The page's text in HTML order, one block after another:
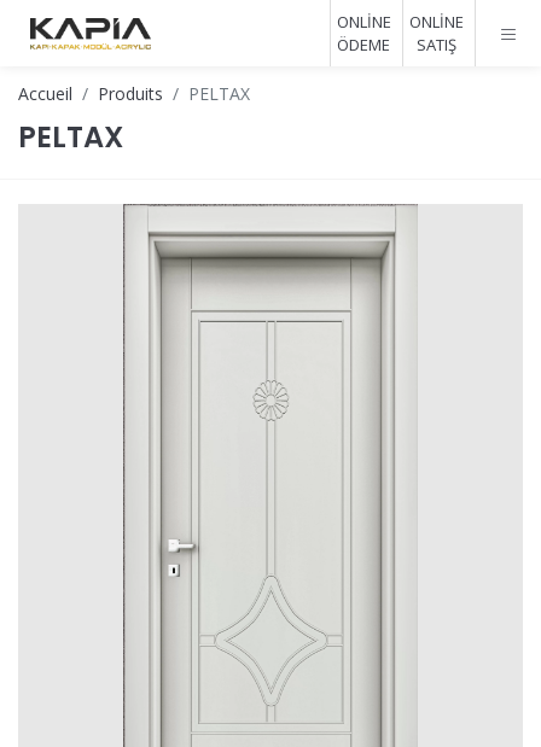
ONLİNE
SATIŞ
ONLİNE
ÖDEME
Accueil Produits PELTAX
PELTAX